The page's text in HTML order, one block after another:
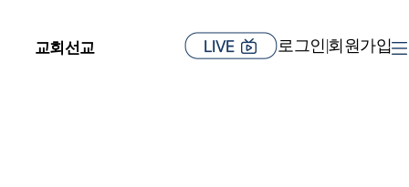
교회선교 로그인 |회원가입